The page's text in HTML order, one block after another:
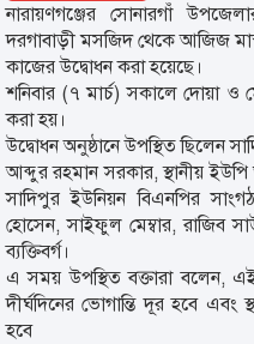
নারায়ণগঞ্জের সোনারগাঁ
দরগাবাড়ী মসজিদ থেকে আজিজ
কাজের উদ্বোধন করা হয়েছে।
শনিবার (৭ মার্চ) সকালে দোয়া ও
করা হয়।
উদ্বোধন অনুষ্ঠানে উপস্থিত ছিলেন
আব্দুর রহমান সরকার, স্থানীয় ইউপি
সাদিপুর ইউনিয়ন বিএনপির
হোসেন, সাইফুল মেম্বার, রাজিব
ব্যক্তিবর্গ।
এ সময় উপস্থিত বক্তারা বলেন, এই
দীর্ঘদিনের ভোগান্তি দূর হবে এবং
হবে